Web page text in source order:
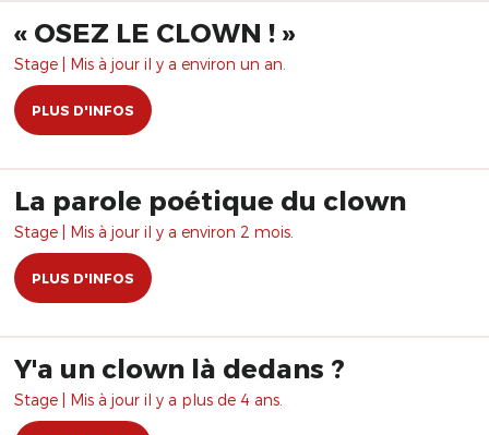
​« OSEZ LE CLOWN ! »
Stage | Mis à jour il y a environ un an.
PLUS D'INFOS
La parole poétique du clown
Stage | Mis à jour il y a environ 2 mois.
PLUS D'INFOS
Y'a un clown là dedans ?
Stage | Mis à jour il y a plus de 4 ans.